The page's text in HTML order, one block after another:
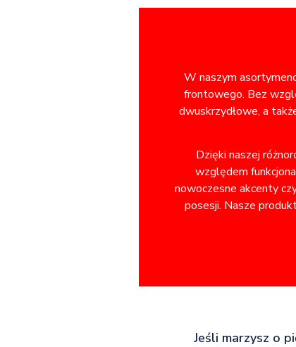
W naszym
frontowego. Bez
dwuskrzydłowe, a
Dzięki naszej
względem
nowoczesne akcenty
posesji. Nasze
Jeśli marzysz o